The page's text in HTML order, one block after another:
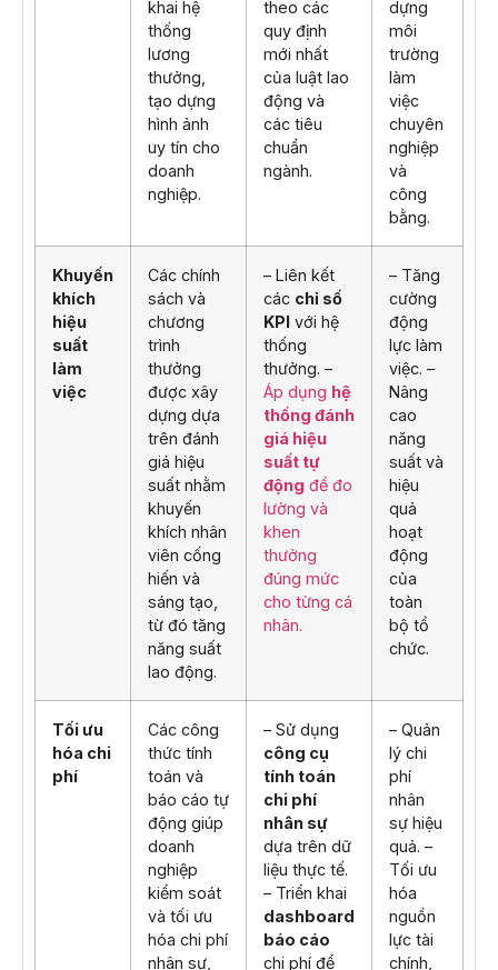
khai hệ
thống
lương
thưởng,
tạo dựng
hình ảnh
uy tín cho
doanh
nghiệp.
theo các
quy định
mới nhất
của luật lao
động và
các tiêu
chuẩn
ngành.
dựng
môi
trường
làm
việc
chuyên
nghiệp
và
công
bằng.
Khuyến
khích
hiệu
suất
làm
việc
Các chính
sách và
chương
trình
thưởng
được xây
dựng dựa
trên đánh
giá hiệu
suất nhằm
khuyến
khích nhân
viên cống
hiến và
sáng tạo,
từ đó tăng
năng suất
lao động.
– Liên kết
các chỉ số
KPI với hệ
thống
thưởng. –
Áp dụng hệ
thống đánh
giá hiệu
suất tự
động để đo
lường và
khen
thưởng
đúng mức
cho từng cá
nhân.
– Tăng
cường
động
lực làm
việc. –
Nâng
cao
năng
suất và
hiệu
quả
hoạt
động
của
toàn
bộ tổ
chức.
Tối ưu
hóa chi
phí
Các công
thức tính
toán và
báo cáo tự
động giúp
doanh
nghiệp
kiểm soát
và tối ưu
hóa chi phí
nhân sự,
– Sử dụng
công cụ
tính toán
chi phí
nhân sự
dựa trên dữ
liệu thực tế.
– Triển khai
dashboard
báo cáo
chi phí để
– Quản
lý chi
phí
nhân
sự hiệu
quả. –
Tối ưu
hóa
nguồn
lực tài
chính,